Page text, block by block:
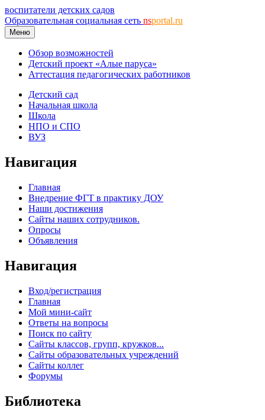
воспитатели детских садов
Образовательная социальная сеть nsportal.ru
Меню
Обзор возможностей
Детский проект «Алые паруса»
Аттестация педагогических работников
Детский сад
Начальная школа
Школа
НПО и СПО
ВУЗ
Навигация
Главная
Внедрение ФГТ в практику ДОУ
Наши достижения
Сайты наших сотрудников.
Опросы
Объявления
Навигация
Вход/регистрация
Главная
Мой мини-сайт
Ответы на вопросы
Поиск по сайту
Сайты классов, групп, кружков...
Сайты образовательных учреждений
Сайты коллег
Форумы
Библиотека